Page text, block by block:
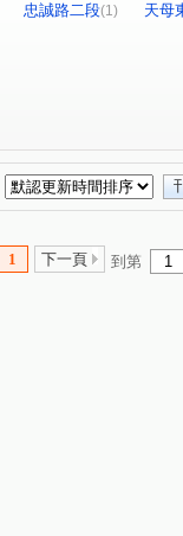
忠誠路二段(1) 天母
1 下一頁 到第